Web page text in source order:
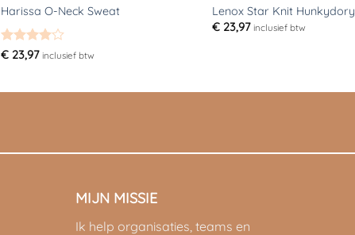
Harissa O-Neck Sweat
Gewaardeerd
€ 23,97 inclusief btw
Lenox Star Knit Hunkydory
€ 23,97 inclusief btw
MIJN MISSIE
Ik help organisaties, teams en